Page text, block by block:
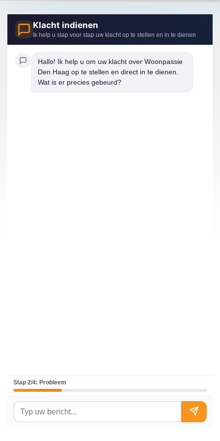
Klacht indienen
Ik help u stap voor stap uw klacht op te stellen en in te dienen
Hallo! Ik help u om uw klacht over Woonpassie
Den Haag op te stellen en direct in te dienen.
Wat is er precies gebeurd?
Stap 2/4: Probleem